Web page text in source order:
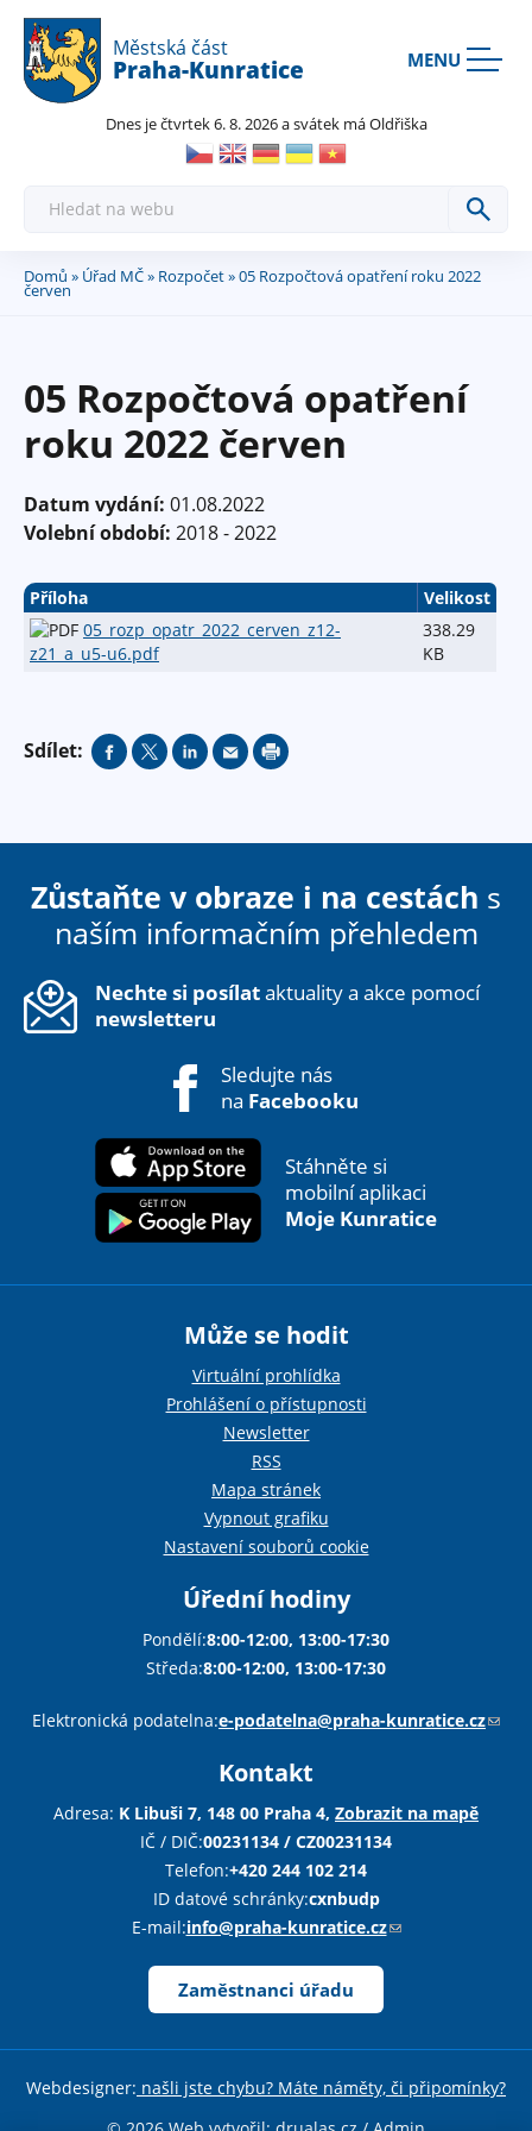
Městská část
Praha-Kunratice
Dnes je čtvrtek 6. 8. 2026 a svátek má Oldřiška
a
t
MENU
Jste
Domů » Úřad MČ» Rozpočet» 05 Rozpočtová opatření roku 2022
červen
05 Rozpočtová opatření
roku 2022 červen
Datum vydání: 01.08.2022
Volební období: 2018 - 2022
Příloha
Velikost
05_rozp_opatr_2022_cerven_z12-
z21_a_u5-u6.pdf
338.29
KB
Sdílet:
Zůstaňte v obraze i na cestách s
naším informačním přehledem
Nechte si posílataktuality a akce pomocí
newsletteru
Sledujte nás
na Facebooku
Stáhněte si
mobilní aplikaci
Moje Kunratice
Může se hodit
Virtuální prohlídka
Prohlášení o přístupnosti
Newsletter
RSS
Mapa stránek
Vypnout grafiku
Nastavení souborů cookie
Úřední hodiny
Pondělí:8:00-12:00, 13:00-17:30
Středa:8:00-12:00, 13:00-17:30
Elektronická podatelna:e-podatelna@praha-kunratice.cz(
-
Kontakt
Adresa: K Libuši 7, 148 00 Praha 4, Zobrazit na mapě
IČ / DIČ:00231134 / CZ00231134
Telefon:+420 244 102 214
ID datové schránky:cxnbudp
E-mail:info@praha-kunratice.cz(
o
Zaměstnanci úřadu
Webdesigner: našli jste chybu? Máte náměty, či připomínky?